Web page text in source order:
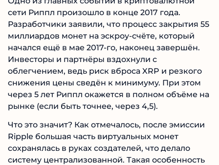
сети Риппл произошло в конце 2017 года.
Разработчики заявили, что процесс закрытия 55
миллиардов монет на эскроу-счёте, который
начался ещё в мае 2017-го, наконец завершён.
Инвесторы и партнёры вздохнули с
облегчением, ведь риск вброса XRP и резкого
снижения цены сведён к минимуму. При этом
через 5 лет Риппл окажется в полном объёме на
рынке (если быть точнее, через 4,5).
Что это значит? Как отмечалось, после эмиссии
Ripple большая часть виртуальных монет
сохранялась в руках создателей, что делало
систему централизованной. Такая особенность